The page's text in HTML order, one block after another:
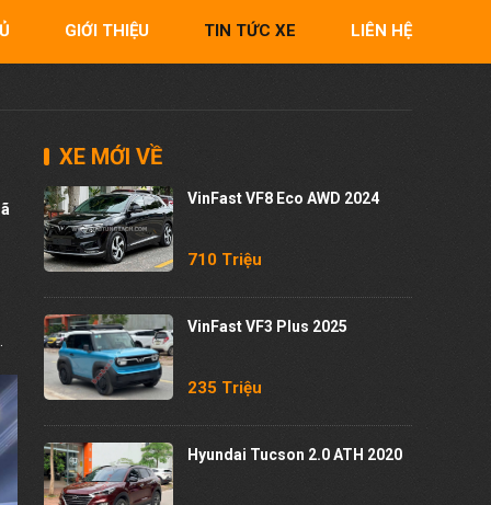
GIỚI THIỆU TIN TỨC XE LIÊN HỆ
XE MỚI VỀ
VinFast VF8 Eco AWD 2024
710 Triệu
VinFast VF3 Plus 2025
235 Triệu
Hyundai Tucson 2.0 ATH 2020